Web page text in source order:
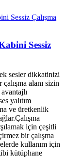
Sessiz
sesler dikkatinizi
alanı sizin
yalıtım
ve üretkenlik
için çeşitli
bir çalışma
kullanım için
kütüphane